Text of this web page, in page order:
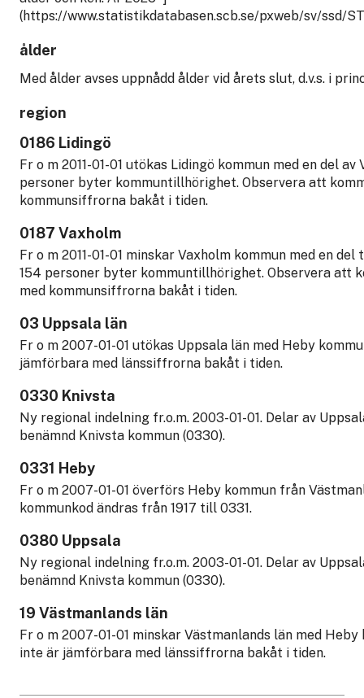
(https://www.statistikdatabasen.scb.se/pxweb/sv/ssd/
ålder
Med ålder avses uppnådd ålder vid årets slut, d.v.s. i
region
0186 Lidingö
Fr o m 2011-01-01 utökas Lidingö kommun med en del
personer byter kommuntillhörighet. Observera att
kommunsiffrorna bakåt i tiden.
0187 Vaxholm
Fr o m 2011-01-01 minskar Vaxholm kommun med en
154 personer byter kommuntillhörighet. Observera att
med kommunsiffrorna bakåt i tiden.
03 Uppsala län
Fr o m 2007-01-01 utökas Uppsala län med Heby
jämförbara med länssiffrorna bakåt i tiden.
0330 Knivsta
Ny regional indelning fr.o.m. 2003-01-01. Delar av
benämnd Knivsta kommun (0330).
0331 Heby
Fr o m 2007-01-01 överförs Heby kommun från
kommunkod ändras från 1917 till 0331.
0380 Uppsala
Ny regional indelning fr.o.m. 2003-01-01. Delar av
benämnd Knivsta kommun (0330).
19 Västmanlands län
Fr o m 2007-01-01 minskar Västmanlands län med
inte är jämförbara med länssiffrorna bakåt i tiden.